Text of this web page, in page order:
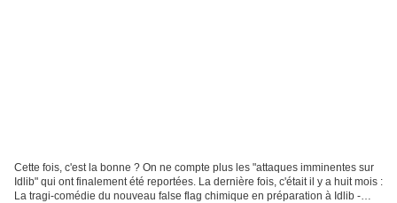
Cette fois, c'est la bonne ? On ne compte plus les "attaques imminentes sur
Idlib" qui ont finalement été reportées. La dernière fois, c'était il y a huit mois :
La tragi-comédie du nouveau false flag chimique en préparation à Idlib -